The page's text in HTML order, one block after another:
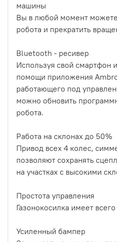
машины
Вы в любой момент можете
робота и прекратить
Bluetooth - ресивер
Используя свой смартфон
помощи приложения
работающего под
можно обновить
робота.
Работа на склонах до 50%
Привод всех 4 колес,
позволяют сохранять
на участках с высокими
Простота управления
Газонокосилка имеет
Усиленный бампер